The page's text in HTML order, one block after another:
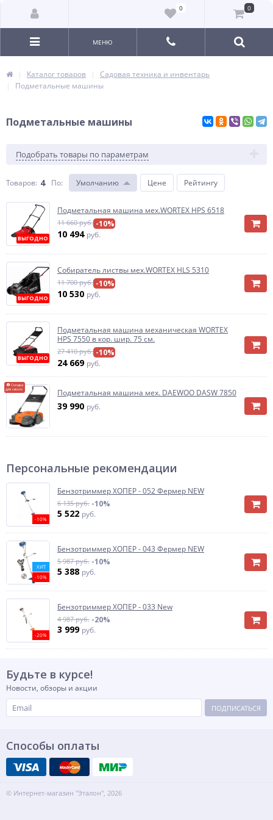
0 0
МЕНЮ
Каталог товаров
Садовая техника и инвентарь
Подметальные машины
Подметальные машины
Подобрать товары по параметрам
Товаров: 4 По: Умолчанию Цене Рейтингу
ВЫГОДНО
Подметальная машина мех.WORTEX HPS 6518
11 660 руб. -10%
10 494 руб.
ВЫГОДНО
Собиратель листвы мех.WORTEX HLS 5310
11 700 руб. -10%
10 530 руб.
ВЫГОДНО
Подметальная машина механическая WORTEX
HPS 7550 в кор. шир. 75 см.
27 410 руб. -10%
24 669 руб.
Скидка
для своих
Подметальная машина мех. DAEWOO DASW 7850
39 990 руб.
Персональные рекомендации
-10%
Бензотриммер ХОПЕР - 052 Фермер NEW
6 135 руб. -10%
5 522 руб.
ХИТ
-10%
Бензотриммер ХОПЕР - 043 Фермер NEW
5 987 руб. -10%
5 388 руб.
-20%
Бензотриммер ХОПЕР - 033 New
4 987 руб. -20%
3 999 руб.
Будьте в курсе!
Новости, обзоры и акции
ПОДПИСАТЬСЯ
Способы оплаты
© Интернет-магазин "Эталон", 2026